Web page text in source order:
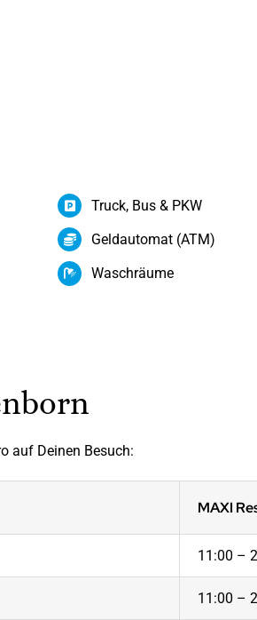
Truck, Bus & PKW
Geldautomat (ATM)
Waschräume
auf Deinen Besuch:
MAXI
11:00 –
11:00 –